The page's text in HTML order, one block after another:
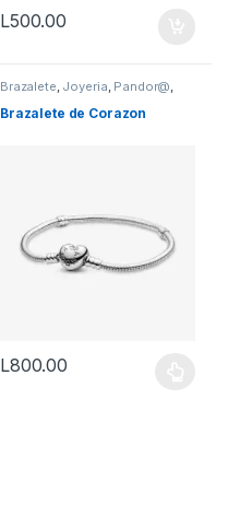
L500.00
Brazalete Joyeria Pandor@
Vestimenta & Moda
Brazalete de Corazon
L800.00